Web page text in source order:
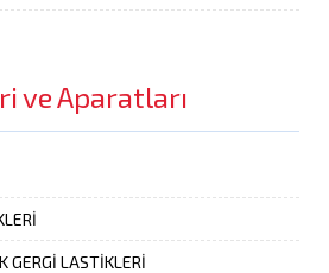
ve Aparatları
GERGİ LASTİKLERİ